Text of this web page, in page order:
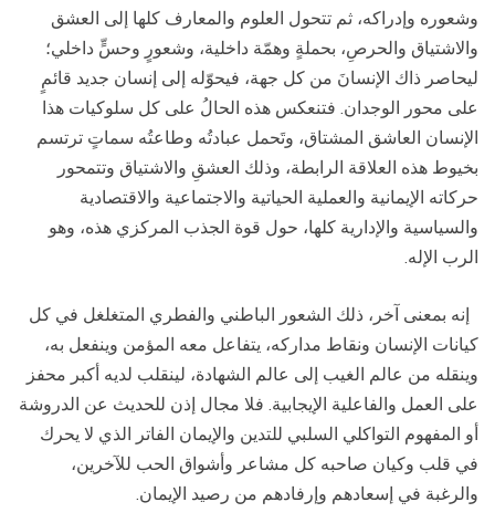
وشعوره وإدراكه، ثم تتحول العلوم والمعارف كلها إلى العشق
والاشتياق والحرصِ، بحملةٍ وهمّة داخلية، وشعورٍ وحسٍّ داخلي؛
ليحاصر ذاك الإنسانَ من كل جهة، فيحوّله إلى إنسان جديد قائمٍ
على محور الوجدان. فتنعكس هذه الحالُ على كل سلوكيات هذا
الإنسان العاشق المشتاق، وتَحمل عبادتُه وطاعتُه سماتٍ ترتسم
بخيوط هذه العلاقة الرابطة، وذلك العشقِ والاشتياق وتتمحور
حركاته الإيمانية والعملية الحياتية والاجتماعية والاقتصادية
والسياسية والإدارية كلها، حول قوة الجذب المركزي هذه، وهو
الرب الإله.
إنه بمعنى آخر، ذلك الشعور الباطني والفطري المتغلغل في كل
كيانات الإنسان ونقاط مداركه، يتفاعل معه المؤمن وينفعل به،
وينقله من عالم الغيب إلى عالم الشهادة، لينقلب لديه أكبر محفز
على العمل والفاعلية الإيجابية. فلا مجال إذن للحديث عن الدروشة
أو المفهوم التواكلي السلبي للتدين والإيمان الفاتر الذي لا يحرك
في قلب وكيان صاحبه كل مشاعر وأشواق الحب للآخرين،
والرغبة في إسعادهم وإرفادهم من رصيد الإيمان.